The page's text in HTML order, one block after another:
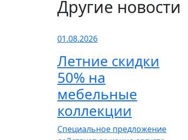
Другие новости
01.08.2026
Летние скидки
50% на
мебельные
коллекции
Специальное предложение